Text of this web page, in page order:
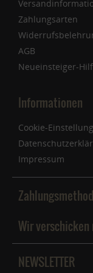
Zahlungsarten
AGB
Neueinsteiger-
Informationen
Cookie-
Impressum
Wir
NEWSLETTER